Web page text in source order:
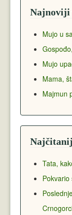
Najnoviji
Mujo u
Mujo
Mama,
Majmun
Tata,
Pokvario